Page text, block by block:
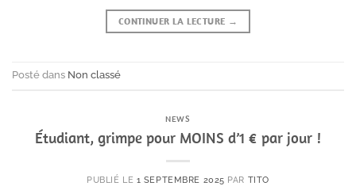
CONTINUER LA LECTURE →
Posté dans Non classé
NEWS
Étudiant, grimpe pour MOINS d’1 € par jour !
PUBLIÉ LE 1 SEPTEMBRE 2025 PAR TITO